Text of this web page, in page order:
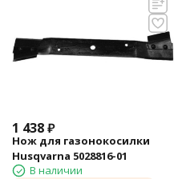
1 438₽
Нож для газонокосилки
Husqvarna 5028816-01
В наличии